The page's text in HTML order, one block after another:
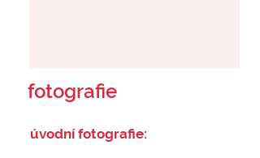
fotografie
úvodní fotografie: